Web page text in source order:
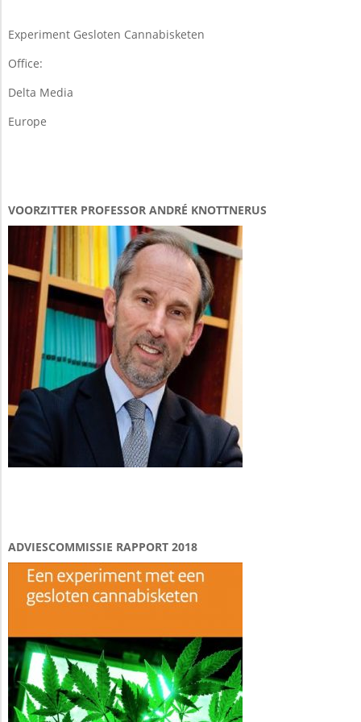
Experiment Gesloten Cannabisketen
Office:
Delta Media
Europe
VOORZITTER PROFESSOR ANDRÉ KNOTTNERUS
ADVIESCOMMISSIE RAPPORT 2018